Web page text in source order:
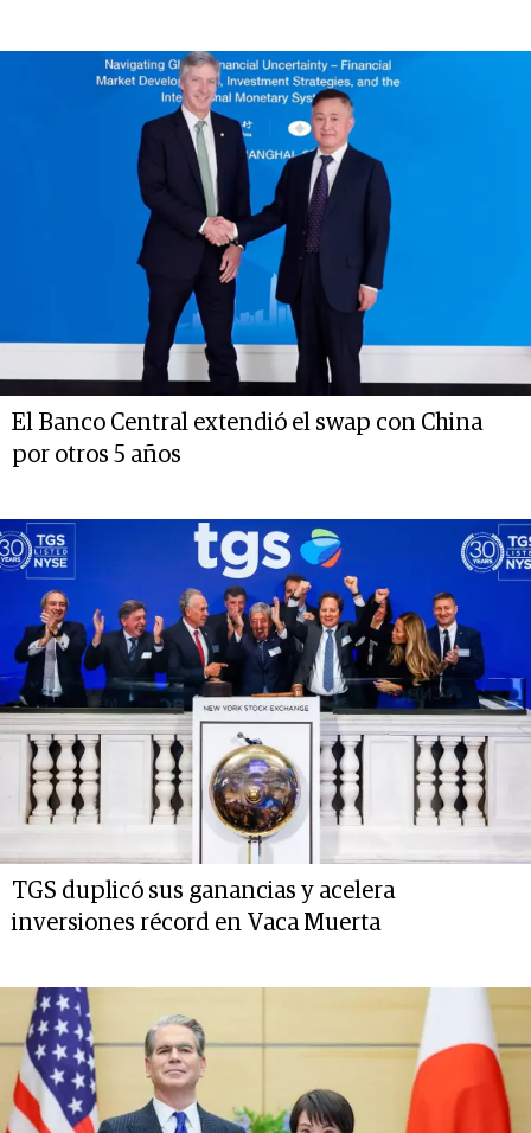
El Banco Central extendió el swap con China
por otros 5 años
TGS duplicó sus ganancias y acelera
inversiones récord en Vaca Muerta